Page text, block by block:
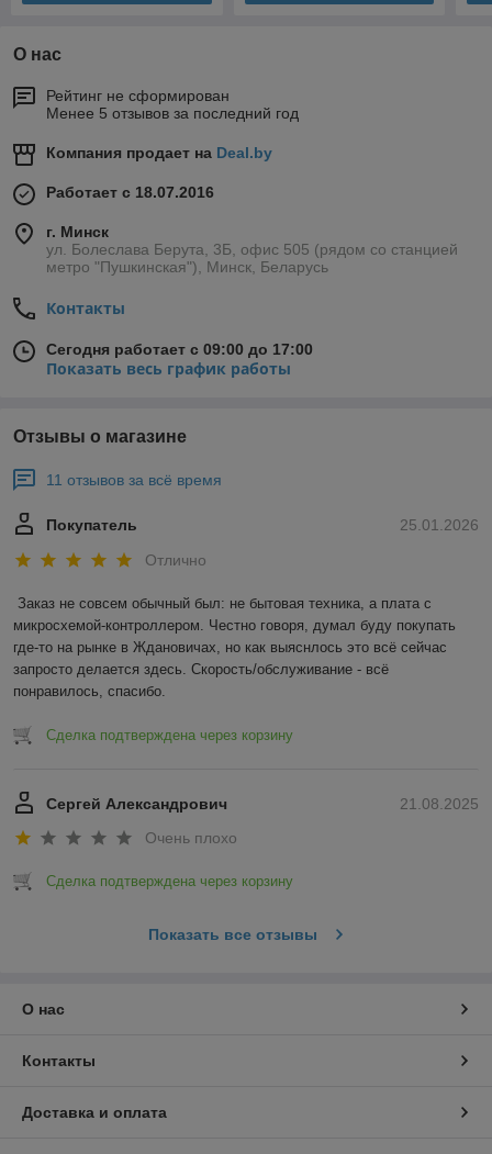
О нас
Рейтинг не сформирован
Менее 5 отзывов за последний год
Компания продает на Deal.by
Работает с 18.07.2016
г. Минск
ул. Болеслава Берута, 3Б, офис 505 (рядом со станцией
метро "Пушкинская"), Минск, Беларусь
Контакты
Сегодня работает с 09:00 до 17:00
Показать весь график работы
Отзывы о магазине
11 отзывов за всё время
25.01.2026
Покупатель
Отлично
Заказ не совсем обычный был: не бытовая техника, а плата с
микросхемой-контроллером. Честно говоря, думал буду покупать
где-то на рынке в Ждановичах, но как выяснлось это всё сейчас
запросто делается здесь. Скорость/обслуживание - всё
понравилось, спасибо.
Сделка подтверждена через корзину
21.08.2025
Сергей Александрович
Очень плохо
Сделка подтверждена через корзину
Показать все отзывы
О нас
Контакты
Доставка и оплата